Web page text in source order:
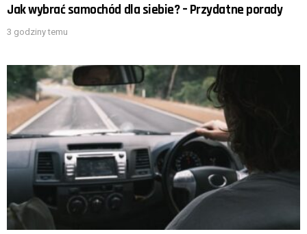
Jak wybrać samochód dla siebie? – Przydatne porady
3 godziny temu